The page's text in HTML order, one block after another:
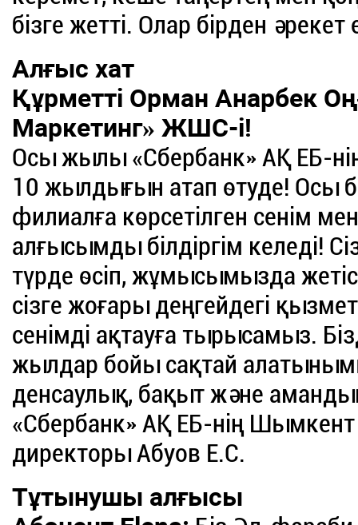
бізге жетті. Олар бірден әрекет
Алғыс хат
Құрметті Орман Анарбек
Маркетинг» ЖШС-і!
Осы жылы «Сбербанк» АҚ ЕБ-
10 жылдығын атап өтуде! Осы
филиалға көрсетілген сенім
алғысымды білдіргім келеді!
түрде өсіп, жұмысымызда
сізге жоғары деңгейдегі
сенімді ақтауға тырысамыз.
жылдар бойы сақтай
денсаулық, бақыт және
«Сбербанк» АҚ ЕБ-нің
директоры Абуов Е.С.
Тұтынушы алғысы